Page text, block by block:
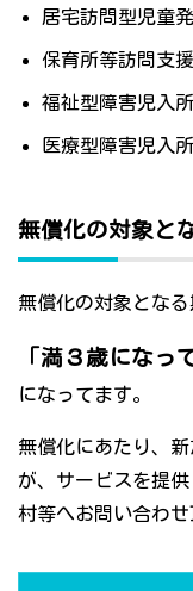
居宅訪問型児童
保育所等訪問支援
福祉型障害児入
医療型障害児入
無償化の対象と
無償化の対象となる
「満３歳になっ
になってます。
無償化にあたり、
が、サービスを提
村等へお問い合わせ